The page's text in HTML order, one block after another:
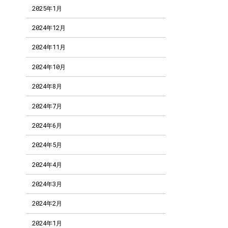
2025年1月
2024年12月
2024年11月
2024年10月
2024年8月
2024年7月
2024年6月
2024年5月
2024年4月
2024年3月
2024年2月
2024年1月